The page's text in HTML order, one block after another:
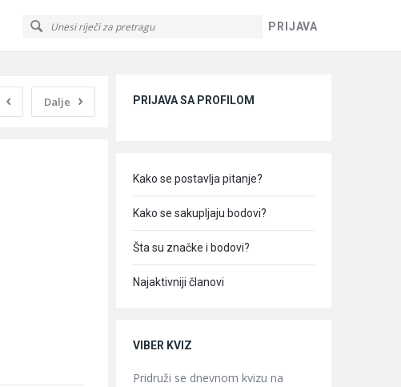
PRIJAVA
Dalje PRIJAVA SA PROFILOM
Kako se postavlja pitanje?
Kako se sakupljaju bodovi?
Šta su značke i bodovi?
Najaktivniji članovi
VIBER KVIZ
Pridruži se dnevnom kvizu na